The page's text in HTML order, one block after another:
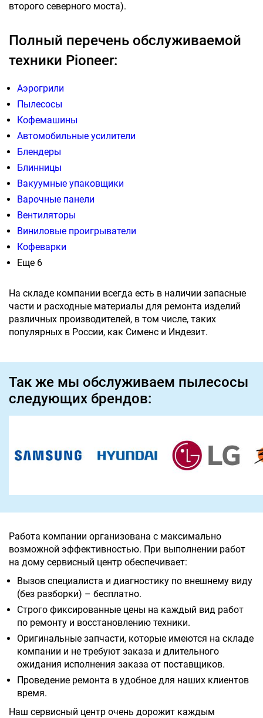
второго северного моста).
Полный перечень обслуживаемой
техники Pioneer:
Аэрогрили
Пылесосы
Кофемашины
Автомобильные усилители
Блендеры
Блинницы
Вакуумные упаковщики
Варочные панели
Вентиляторы
Виниловые проигрыватели
Кофеварки
Еще 6
На складе компании всегда есть в наличии запасные
части и расходные материалы для ремонта изделий
различных производителей, в том числе, таких
популярных в России, как Сименс и Индезит.
Так же мы обслуживаем пылесосы
следующих брендов:
Работа компании организована с максимально
возможной эффективностью. При выполнении работ
на дому сервисный центр обеспечивает:
Вызов специалиста и диагностику по внешнему виду
(без разборки) – бесплатно.
Строго фиксированные цены на каждый вид работ
по ремонту и восстановлению техники.
Оригинальные запчасти, которые имеются на складе
компании и не требуют заказа и длительного
ожидания исполнения заказа от поставщиков.
Проведение ремонта в удобное для наших клиентов
время.
Наш сервисный центр очень дорожит каждым